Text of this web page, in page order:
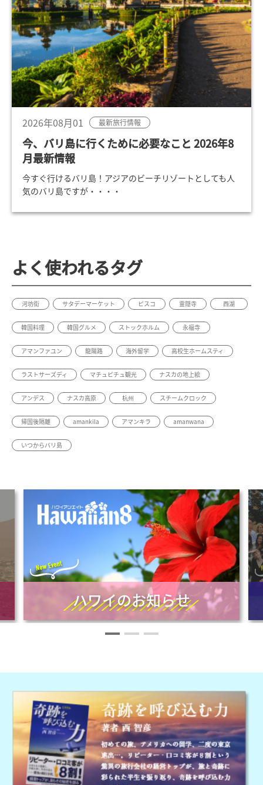
2026年08月01 最新旅行情報
今、バリ島に行くために必要なこと 2026年8
月最新情報
今すぐ行けるバリ島！アジアのビーチリゾートとしても人
気のバリ島ですが・・・・
よく使われるタグ
河坊街 サタデーマーケット ピスコ 霊隠寺 西湖
韓国料理 韓国グルメ ストックホルム 永福寺
アマンファユン 龍陽路 海外留学 高校生ホームスティ
ラストサーズディ マチュピチュ観光 ナスカの地上絵
アンデス ナスカ高原 杭州 スチームクロック
帰国後隔離 amankila アマンキラ amanwana
いつからバリ島
ハワイのお知らせ